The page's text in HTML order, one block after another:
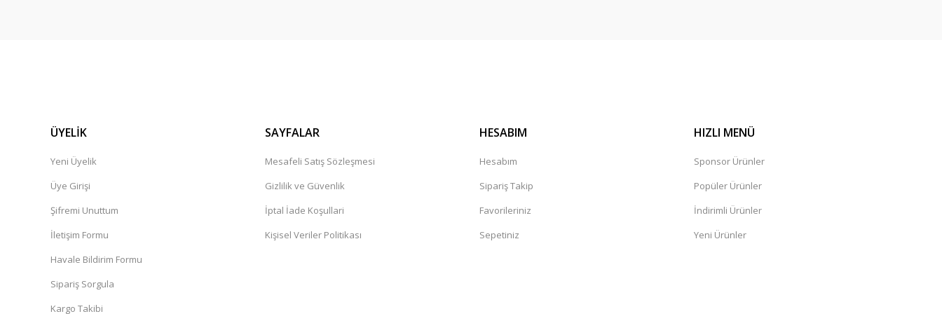
ÜYELİK
Yeni Üyelik
Üye Girişi
Şifremi Unuttum
İletişim Formu
Havale Bildirim Formu
Sipariş Sorgula
Kargo Takibi
SAYFALAR
Mesafeli Satış Sözleşmesi
Gizlilik ve Güvenlik
İptal İade Koşullari
Kişisel Veriler Politikası
HESABIM
Hesabım
Sipariş Takip
Favorileriniz
Sepetiniz
HIZLI MENÜ
Sponsor Ürünler
Popüler Ürünler
İndirimli Ürünler
Yeni Ürünler